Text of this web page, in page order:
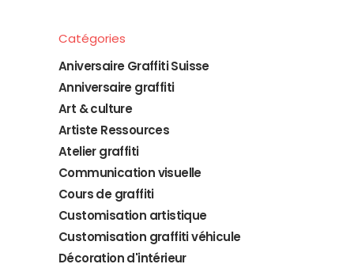
Catégories
Aniversaire Graffiti Suisse
Anniversaire graffiti
Art & culture
Artiste Ressources
Atelier graffiti
Communication visuelle
Cours de graffiti
Customisation artistique
Customisation graffiti véhicule
Décoration d'intérieur